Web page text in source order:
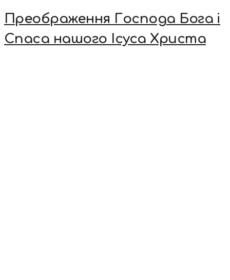
Преображення Господа Бога і
Спаса нашого Ісуса Христа